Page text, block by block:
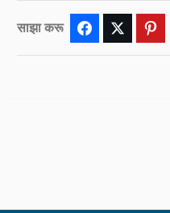
साझा करू Facebook Twitter